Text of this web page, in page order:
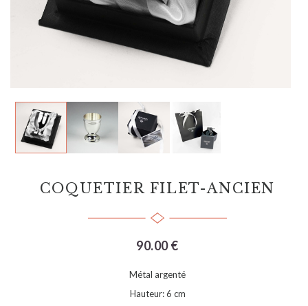
COQUETIER FILET-ANCIEN
90.00 €
Métal argenté
Hauteur: 6 cm